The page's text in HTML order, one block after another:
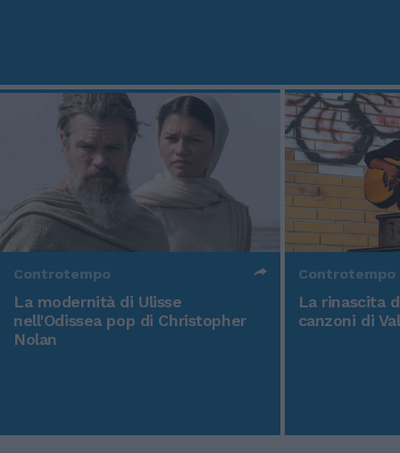
Controtempo
La modernità di Ulisse
nell'Odissea pop di Christopher
Nolan
Controtempo
La rinascita
canzoni di